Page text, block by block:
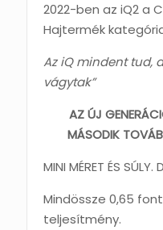
2022-ben az iQ2 a
Hajtermék
Az iQ mindent tud,
vágytak”
AZ ÚJ
MÁSODIK
MINI MÉRET ÉS SÚLY.
Mindössze 0,65
teljesítmény.